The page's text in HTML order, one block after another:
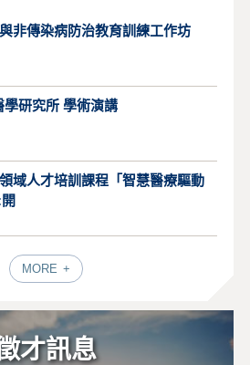
非傳染病防治教育訓練工作坊
學研究所 學術演講
域人才培訓課程「智慧醫療驅動
MORE
才訊息